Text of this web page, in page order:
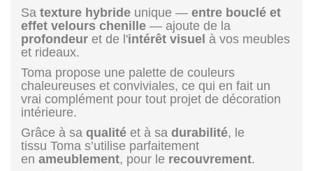
Sa texture hybride unique — entre bouclé et
effet velours chenille — ajoute de la
profondeur et de l'intérêt visuel à vos meubles
et rideaux.
Toma propose une palette de couleurs
chaleureuses et conviviales, ce qui en fait un
vrai complément pour tout projet de décoration
intérieure.
Grâce à sa qualité et à sa durabilité, le
tissu Toma s’utilise parfaitement
en ameublement, pour le recouvrement.